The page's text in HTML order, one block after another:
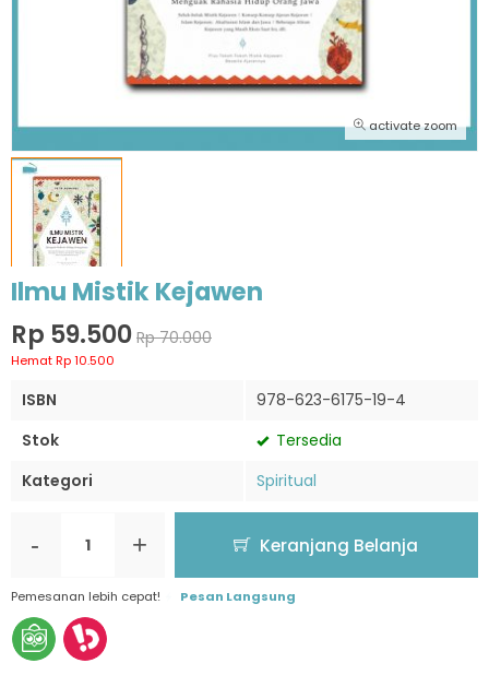
activate zoom
Ilmu Mistik Kejawen
Rp 59.500 Rp 70.000
Hemat Rp 10.500
ISBN
978-623-6175-19-4
Stok
Tersedia
Kategori
Spiritual
- + Keranjang Belanja
Pemesanan lebih cepat! Pesan Langsung